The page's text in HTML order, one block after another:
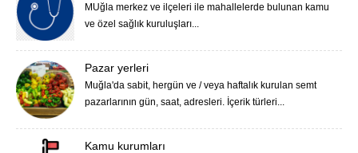
MUğla merkez ve ilçeleri ile mahallelerde bulunan kamu
ve özel sağlık kuruluşları...
Pazar yerleri
Muğla'da sabit, hergün ve / veya haftalık kurulan semt
pazarlarının gün, saat, adresleri. İçerik türleri...
Kamu kurumları